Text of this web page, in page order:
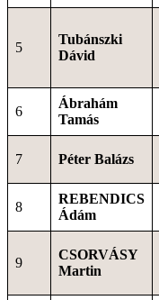
5
Tubánszki
Dávid
6
Ábrahám
Tamás
7 Péter Balázs
8
REBENDICS
Ádám
9
CSORVÁSY
Martin